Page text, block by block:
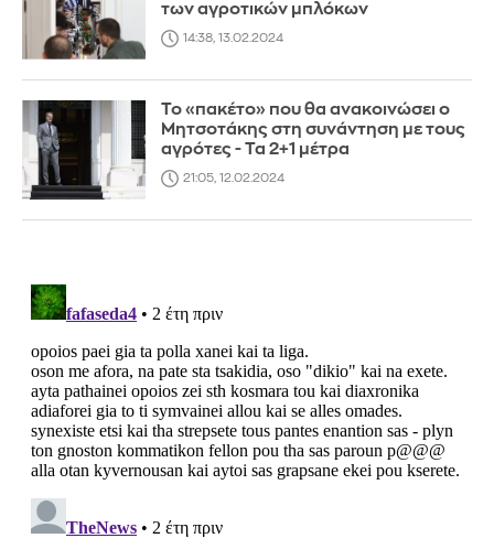
των αγροτικών μπλόκων
14:38, 13.02.2024
Το «πακέτο» που θα ανακοινώσει ο
Μητσοτάκης στη συνάντηση με τους
αγρότες - Τα 2+1 μέτρα
21:05, 12.02.2024